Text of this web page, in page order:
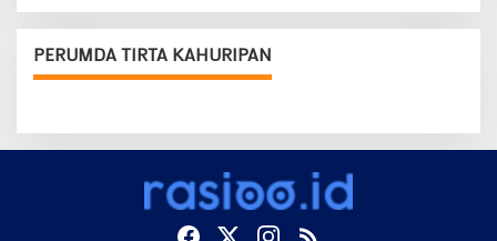
PERUMDA TIRTA KAHURIPAN